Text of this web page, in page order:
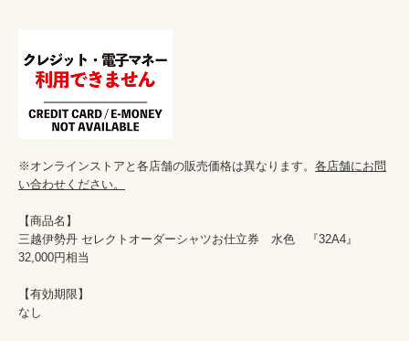
※オンラインストアと各店舗の販売価格は異なります。 各店舗にお問
い合わせください。
【商品名】
三越伊勢丹 セレクトオーダーシャツお仕立券　水色　『32A4』
32,000円相当
【有効期限】
なし